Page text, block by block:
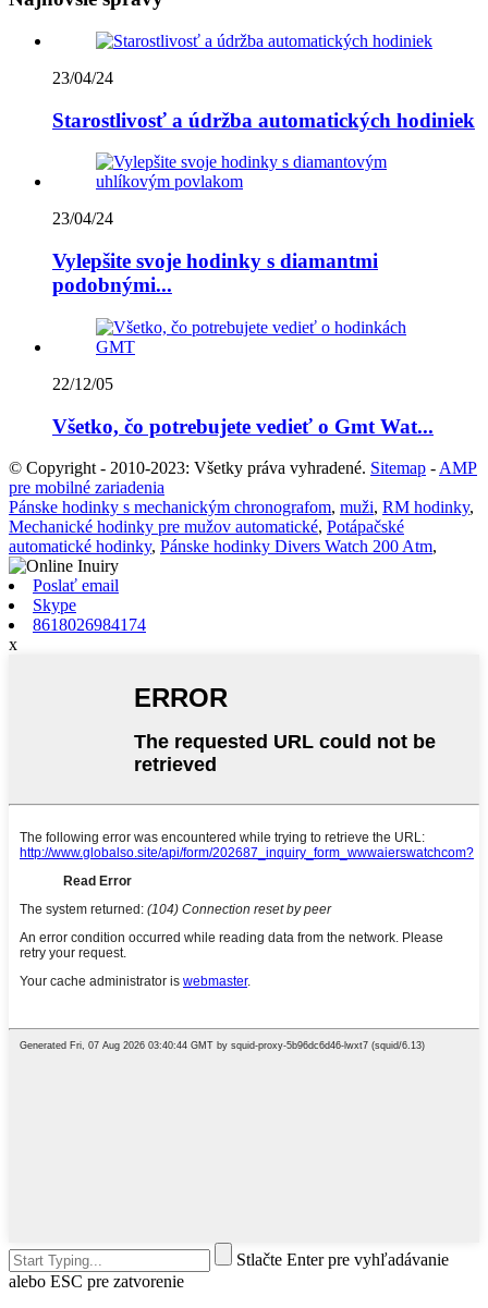
23/04/24
Starostlivosť a údržba automatických hodiniek
23/04/24
Vylepšite svoje hodinky s diamantmi
podobnými...
22/12/05
Všetko, čo potrebujete vedieť o Gmt Wat...
© Copyright - 2010-2023: Všetky práva vyhradené. Sitemap - AMP
pre mobilné zariadenia
Pánske hodinky s mechanickým chronografom, muži, RM hodinky,
Mechanické hodinky pre mužov automatické, Potápačské
automatické hodinky, Pánske hodinky Divers Watch 200 Atm,
Poslať email
Skype
8618026984174
x
Stlačte Enter pre vyhľadávanie
alebo ESC pre zatvorenie